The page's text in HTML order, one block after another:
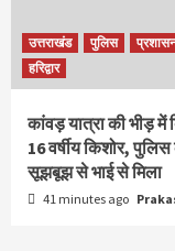
उत्तराखंड पुलिस
हरिद्वार
कांवड़ यात्रा की भीड़ में
16 वर्षीय किशोर,
सूझबूझ से भाई से मिला
41 minutes ago